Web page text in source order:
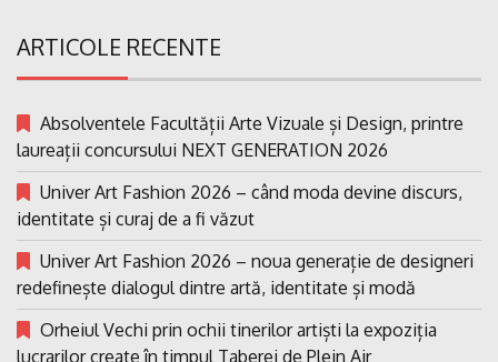
ARTICOLE RECENTE
Absolventele Facultății Arte Vizuale și Design, printre
laureații concursului NEXT GENERATION 2026
Univer Art Fashion 2026 – când moda devine discurs,
identitate și curaj de a fi văzut
Univer Art Fashion 2026 – noua generație de designeri
redefinește dialogul dintre artă, identitate și modă
Orheiul Vechi prin ochii tinerilor artiști la expoziția
lucrarilor create în timpul Taberei de Plein Air